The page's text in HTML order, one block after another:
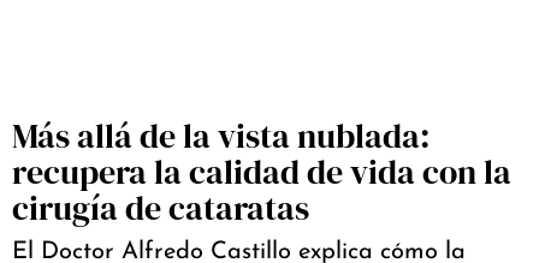
Más allá de la vista nublada:
recupera la calidad de vida con la
cirugía de cataratas
El Doctor Alfredo Castillo explica cómo la